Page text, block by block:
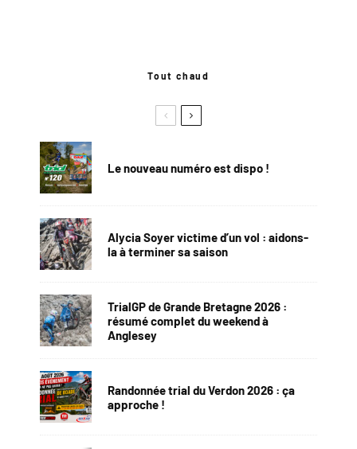
Tout chaud
Le nouveau numéro est dispo !
Alycia Soyer victime d’un vol : aidons-
la à terminer sa saison
TrialGP de Grande Bretagne 2026 :
résumé complet du weekend à
Anglesey
Randonnée trial du Verdon 2026 : ça
approche !